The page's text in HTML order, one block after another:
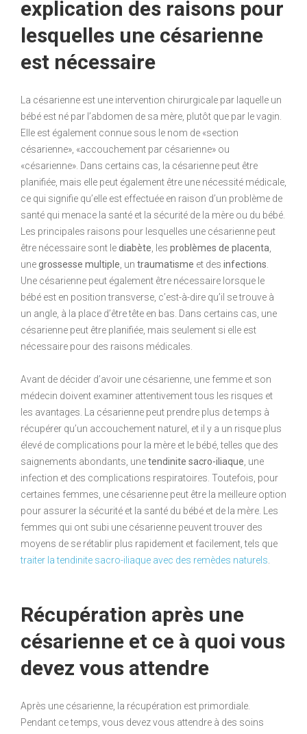
explication des raisons pour
lesquelles une césarienne
est nécessaire
La césarienne est une intervention chirurgicale par laquelle un
bébé est né par l’abdomen de sa mère, plutôt que par le vagin.
Elle est également connue sous le nom de «section
césarienne», «accouchement par césarienne» ou
«césarienne». Dans certains cas, la césarienne peut être
planifiée, mais elle peut également être une nécessité médicale,
ce qui signifie qu’elle est effectuée en raison d’un problème de
santé qui menace la santé et la sécurité de la mère ou du bébé.
Les principales raisons pour lesquelles une césarienne peut
être nécessaire sont lediabète, les problèmes de placenta,
unegrossesse multiple, un traumatisme et des infections.
Une césarienne peut également être nécessaire lorsque le
bébé est en position transverse, c’est-à-dire qu’il se trouve à
un angle, à la place d’être tête en bas. Dans certains cas, une
césarienne peut être planifiée, mais seulement si elle est
nécessaire pour des raisons médicales.
Avant de décider d’avoir une césarienne, une femme et son
médecin doivent examiner attentivement tous les risques et
les avantages. La césarienne peut prendre plus de temps à
récupérer qu’un accouchement naturel, et il y a un risque plus
élevé de complications pour la mère et le bébé, telles que des
saignements abondants, unetendinite sacro-iliaque, une
infection et des complications respiratoires. Toutefois, pour
certaines femmes, une césarienne peut être la meilleure option
pour assurer la sécurité et la santé du bébé et de la mère. Les
femmes qui ont subi une césarienne peuvent trouver des
moyens de se rétablir plus rapidement et facilement, tels que
traiter la tendinite sacro-iliaque avec des remèdes naturels.
Récupération après une
césarienne et ce à quoi vous
devez vous attendre
Après une césarienne, la récupération est primordiale.
Pendant ce temps, vous devez vous attendre à des soins